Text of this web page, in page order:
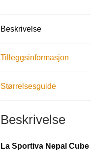
Beskrivelse
Tilleggsinformasjon
Størrelsesguide
Beskrivelse
La Sportiva Nepal Cube